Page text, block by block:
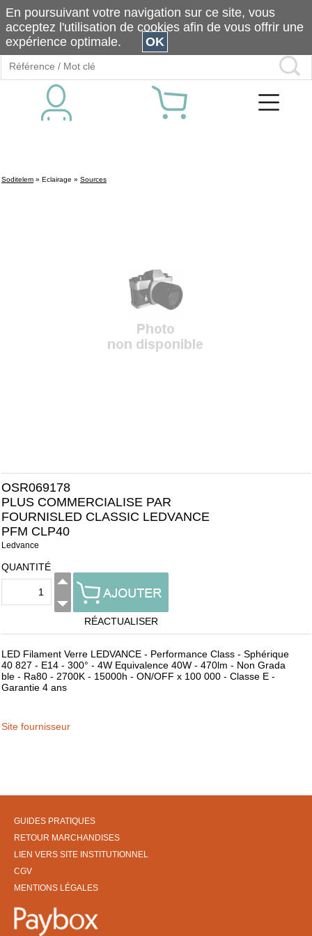
Soditelem » Eclairage » Sources
OSR069178
PLUS COMMERCIALISE PAR
FOURNISLED CLASSIC LEDVANCE
PFM CLP40
Ledvance
QUANTITÉ
RÉACTUALISER
LED Filament Verre LEDVANCE - Performance Class - Sphérique
40 827 - E14 - 300° - 4W Equivalence 40W - 470lm - Non Grada
ble - Ra80 - 2700K - 15000h - ON/OFF x 100 000 - Classe E -
Garantie 4 ans
Site fournisseur
GUIDES PRATIQUES
RETOUR MARCHANDISES
LIEN VERS SITE INSTITUTIONNEL
CGV
MENTIONS LÉGALES
En poursuivant votre navigation sur ce site, vous
acceptez l'utilisation de cookies afin de vous offrir une
expérience optimale.
OK